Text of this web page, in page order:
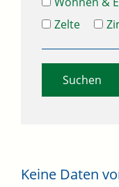
Zelte
Keine Daten